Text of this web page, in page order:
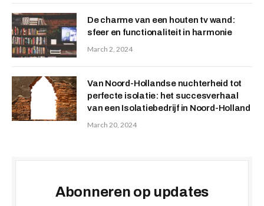
De charme van een houten tv wand:
sfeer en functionaliteit in harmonie
March 2, 2024
Van Noord-Hollandse nuchterheid tot
perfecte isolatie: het succesverhaal
van een Isolatiebedrijf in Noord-Holland
March 20, 2024
Abonneren op updates